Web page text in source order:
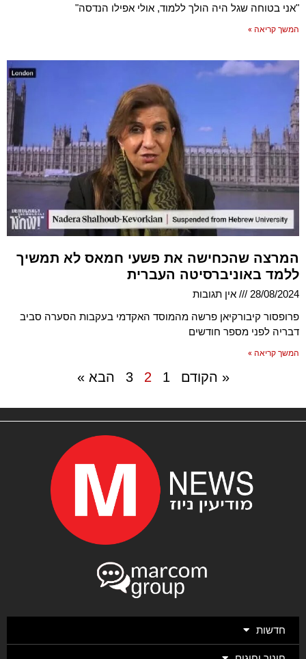
"אני בטוחה שגל היה הולך ללמוד, אולי אפילו הנדסה"
המשך קריאה »
המרצה שהכחישה את פשעי חמאס לא תמשיך
ללמד באוניברסיטה העברית
28/08/2024
אין תגובות
פרופסור קיבורקיאן פרשה מהמוסד האקדמי בעקבות הסערה סביב
דבריה לפני מספר חודשים
המשך קריאה »
« הקודם 1
2
3 הבא »
חדשות